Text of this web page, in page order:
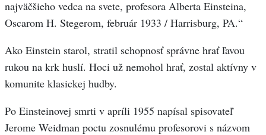
najväčšieho vedca na svete, profesora Alberta Einsteina,
Oscarom H. Stegerom, február 1933 / Harrisburg, PA.“
Ako Einstein starol, stratil schopnosť správne hrať ľavou
rukou na krk huslí. Hoci už nemohol hrať, zostal aktívny v
komunite klasickej hudby.
Po Einsteinovej smrti v apríli 1955 napísal spisovateľ
Jerome Weidman poctu zosnulému profesorovi s názvom